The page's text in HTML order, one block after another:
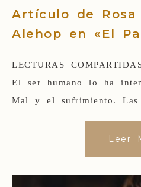
Artículo de
Alehop en «El
LECTURAS
El ser humano lo ha
Mal y el sufrimiento.
Leer